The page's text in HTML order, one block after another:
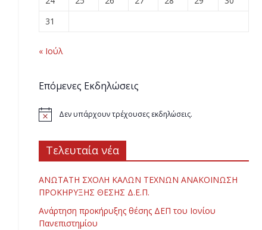
31
« Ιούλ
Επόμενες Εκδηλώσεις
Δεν υπάρχουν τρέχουσες εκδηλώσεις.
Τελευταία νέα
ΑΝΩΤΑΤΗ ΣΧΟΛΗ ΚΑΛΩΝ ΤΕΧΝΩΝ ΑΝΑΚΟΙΝΩΣΗ
ΠΡΟΚΗΡΥΞΗΣ ΘΕΣΗΣ Δ.Ε.Π.
Ανάρτηση προκήρυξης θέσης ΔΕΠ του Ιονίου
Πανεπιστημίου